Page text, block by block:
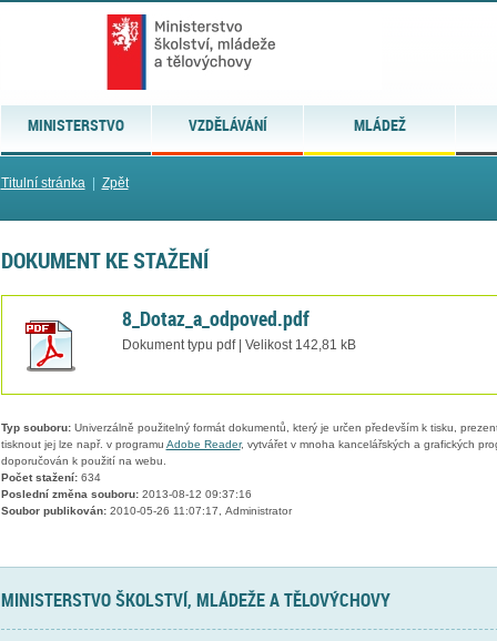
MINISTERSTVO VZDĚLÁVÁNÍ MLÁDEŽ
Titulní stránka| Zpět
DOKUMENT KE STAŽENÍ
8_Dotaz_a_odpoved.pdf
Dokument typu pdf | Velikost 142,81 kB
Typ souboru:Univerzálně použitelný formát dokumentů, který je určen především k tisku,
tisknout jej lze např. v programu Adobe Reader, vytvářet v mnoha kancelářských a grafických
doporučován k použití na webu.
Počet stažení:634
Poslední změna souboru:2013-08-12 09:37:16
Soubor publikován:2010-05-26 11:07:17, Administrator
MINISTERSTVO ŠKOLSTVÍ, MLÁDEŽE A TĚLOVÝCHOVY